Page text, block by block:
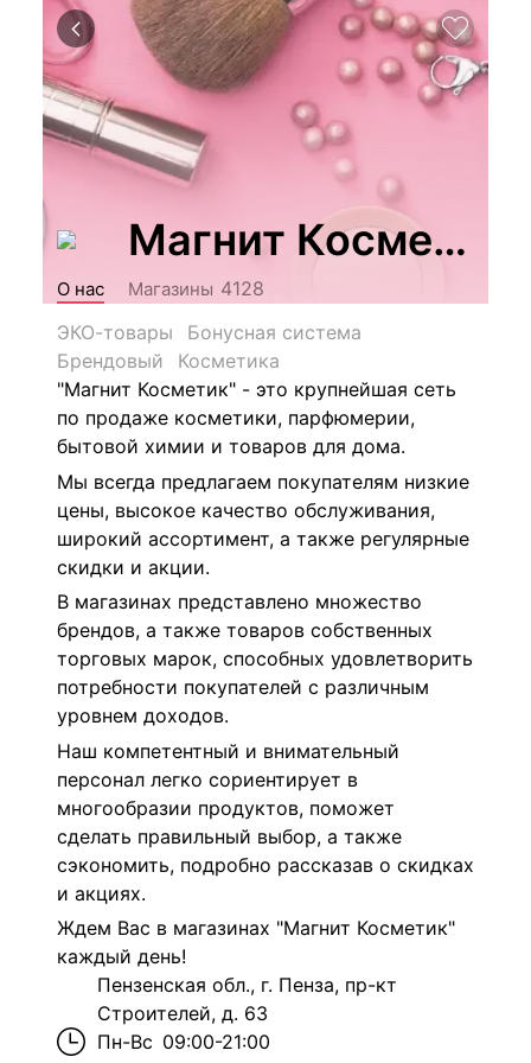
Магнит Косметик
О нас Магазины 4128
ЭКО-товары
Бонусная система
Брендовый
Косметика
"Магнит Косметик" - это крупнейшая сеть
по продаже косметики, парфюмерии,
бытовой химии и товаров для дома.
Мы всегда предлагаем покупателям низкие
цены, высокое качество обслуживания,
широкий ассортимент, а также регулярные
скидки и акции.
В магазинах представлено множество
брендов, а также товаров собственных
торговых марок, способных удовлетворить
потребности покупателей с различным
уровнем доходов.
Наш компетентный и внимательный
персонал легко сориентирует в
многообразии продуктов, поможет
сделать правильный выбор, а также
сэкономить, подробно рассказав о скидках
и акциях.
Ждем Вас в магазинах "Магнит Косметик"
каждый день!
Пензенская обл., г. Пенза, пр-кт
Строителей, д. 63
Пн-Вс 09:00-21:00